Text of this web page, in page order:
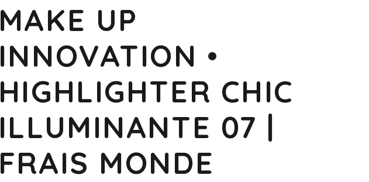
MAKE UP
INNOVATION •
HIGHLIGHTER CHIC
ILLUMINANTE 07 |
FRAIS MONDE